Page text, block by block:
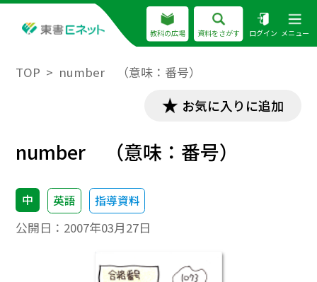
教科の広場 資料をさがす ログイン メニュー
TOP number （意味：番号）
お気に入りに追加
number （意味：番号）
中 英語 指導資料
公開日： 2007年03月27日